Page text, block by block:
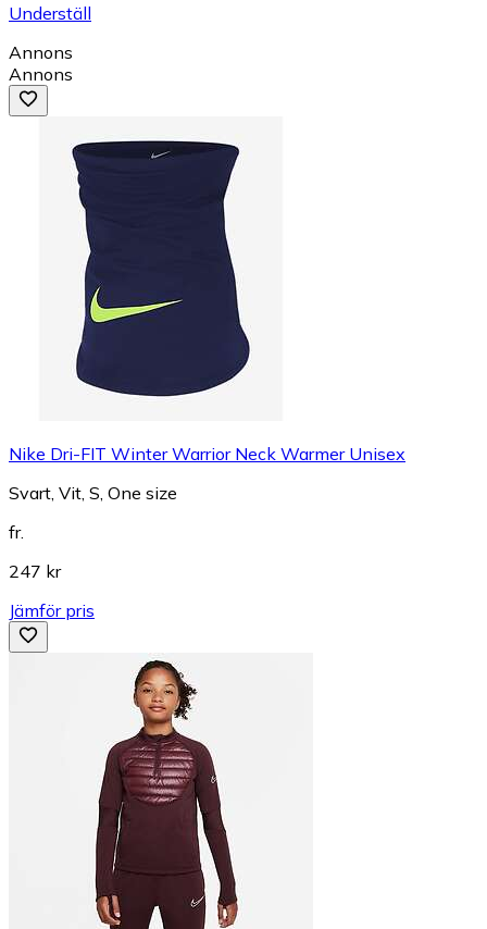
Underställ
Annons
Annons
Nike Dri-FIT Winter Warrior Neck Warmer Unisex
Svart, Vit, S, One size
fr.
247 kr
Jämför pris